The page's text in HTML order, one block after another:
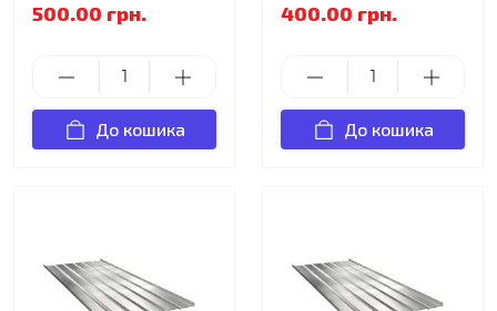
500.00 грн.
До кошика
400.00 грн.
До кошика